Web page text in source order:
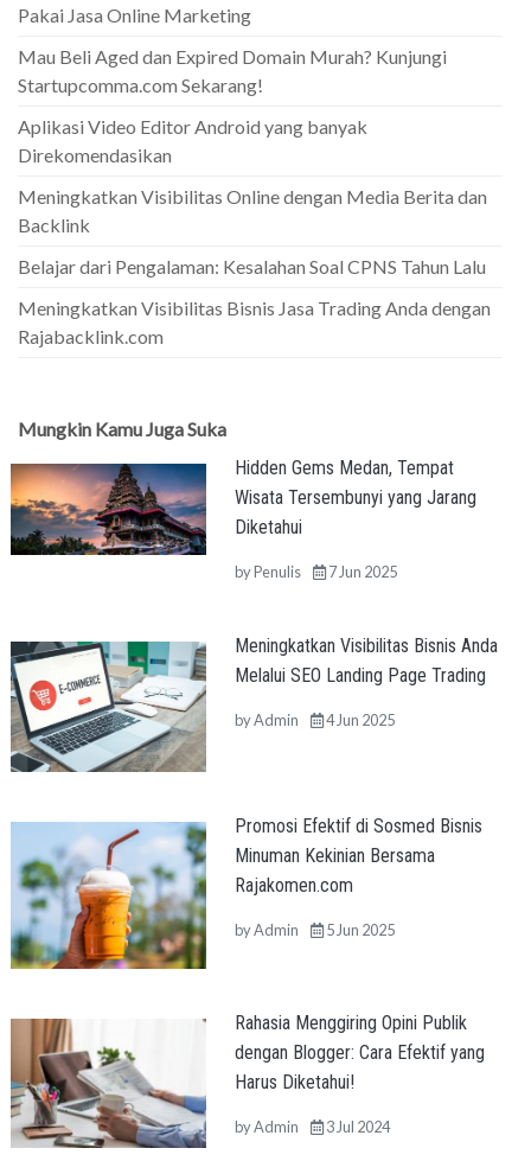
Pakai Jasa Online Marketing
Mau Beli Aged dan Expired Domain Murah? Kunjungi
Startupcomma.com Sekarang!
Aplikasi Video Editor Android yang banyak
Direkomendasikan
Meningkatkan Visibilitas Online dengan Media Berita dan
Backlink
Belajar dari Pengalaman: Kesalahan Soal CPNS Tahun Lalu
Meningkatkan Visibilitas Bisnis Jasa Trading Anda dengan
Rajabacklink.com
Mungkin Kamu Juga Suka
Hidden Gems Medan, Tempat
Wisata Tersembunyi yang Jarang
Diketahui
byPenulis 7 Jun 2025
Meningkatkan Visibilitas Bisnis Anda
Melalui SEO Landing Page Trading
byAdmin 4 Jun 2025
Promosi Efektif di Sosmed Bisnis
Minuman Kekinian Bersama
Rajakomen.com
byAdmin 5 Jun 2025
Rahasia Menggiring Opini Publik
dengan Blogger: Cara Efektif yang
Harus Diketahui!
byAdmin 3 Jul 2024